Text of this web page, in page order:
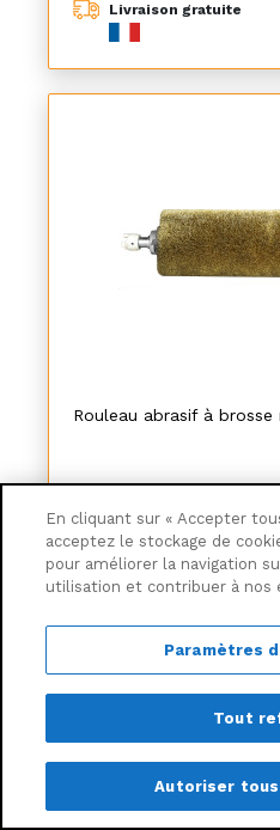
Livraison gratuite
Rouleau abrasif à brosse
-7,48%
Ajouter
En cliquant sur « Accepter
acceptez le stockage de
pour améliorer la navigation
utilisation et contribuer à nos
Paramètres
Tout
Autoriser